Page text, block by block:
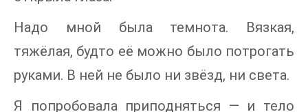
Надо мной была темнота. Вязкая,
тяжёлая, будто её можно было потрогать
руками. В ней не было ни звёзд, ни света.
Я попробовала приподняться — и тело